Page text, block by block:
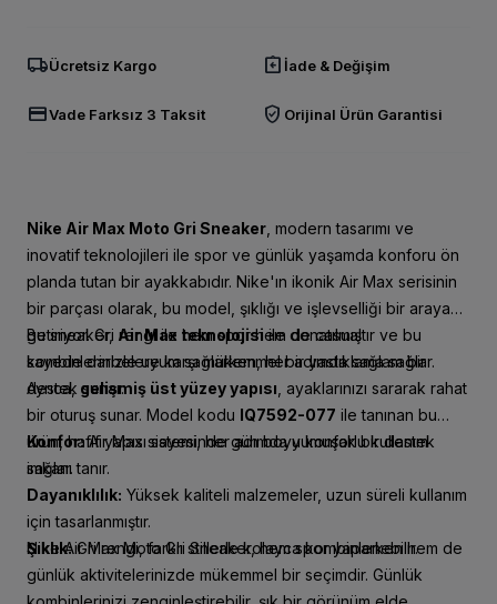
local_shippingÜcretsiz Kargo assignment_return İade & Değişim
credit_cardVade Farksız 3 Taksit verified_user Orijinal Ürün Garantisi
Nike Air Max Moto Gri Sneaker , modern tasarımı ve
inovatif teknolojileri ile spor ve günlük yaşamda konforu ön
planda tutan bir ayakkabıdır. Nike'ın ikonik Air Max serisinin
bir parçası olarak, bu model, şıklığı ve işlevselliği bir araya
getiriyor. Gri rengi ile hem spor hem de casual
kombinlerinizle uyum sağlarken, her adımda sağlam bir
destek sunar.
Bu sneaker, Air Max teknolojisiile donatılmıştır ve bu
sayede darbelere karşı mükemmel bir yastıklama sağlar.
Ayrıca, gelişmiş üst yüzey yapısı , ayaklarınızı sararak rahat
bir oturuş sunar. Model kodu IQ7592-077 ile tanınan bu
ürün, hafif yapısı sayesinde gün boyu konforlu kullanım
imkanı tanır.
Konfor:Air Max sistemi, her adımda yumuşak bir destek
sağlar.
Dayanıklılık: Yüksek kaliteli malzemeler, uzun süreli kullanım
için tasarlanmıştır.
Şıklık:Gri rengi, farklı stillerle kolayca kombinlenebilir.
Nike Air Max Moto Gri Sneaker, hem spor yaparken hem de
günlük aktivitelerinizde mükemmel bir seçimdir. Günlük